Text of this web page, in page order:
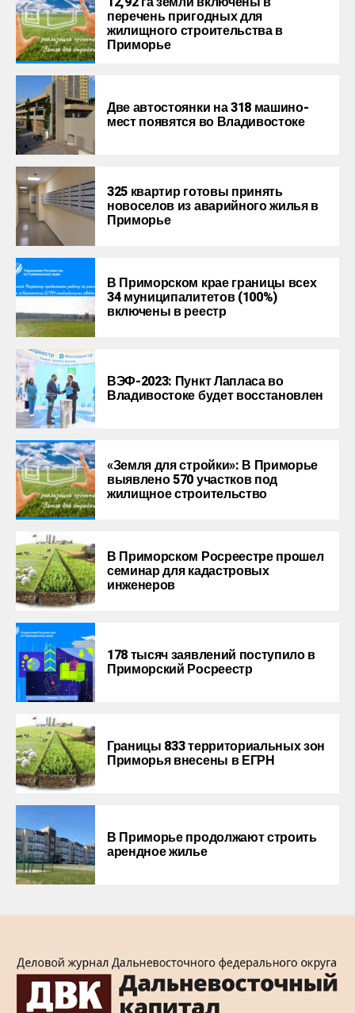
перечень пригодных для
жилищного строительства в
Приморье
Две автостоянки на 318 машино-
мест появятся во Владивостоке
325 квартир готовы принять
новоселов из аварийного жилья в
Приморье
В Приморском крае границы всех
34 муниципалитетов (100%)
включены в реестр
ВЭФ-2023: Пункт Лапласа во
Владивостоке будет восстановлен
«Земля для стройки»: В Приморье
выявлено 570 участков под
жилищное строительство
В Приморском Росреестре прошел
семинар для кадастровых
инженеров
178 тысяч заявлений поступило в
Приморский Росреестр
Границы 833 территориальных зон
Приморья внесены в ЕГРН
В Приморье продолжают строить
арендное жилье